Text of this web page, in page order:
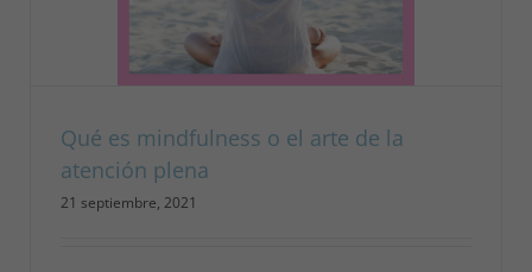
Qué es mindfulness o el arte de la
atención plena
21 septiembre, 2021